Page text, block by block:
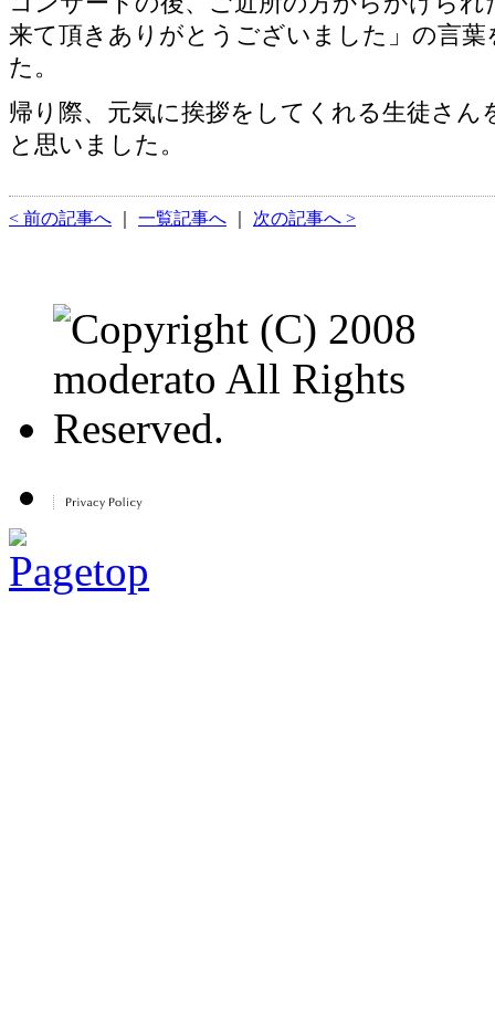
来て頂きありがとうございました」の言
た。
帰り際、元気に挨拶をしてくれる生徒さ
と思いました。
< 前の記事へ 一覧記事へ 次の記事へ >